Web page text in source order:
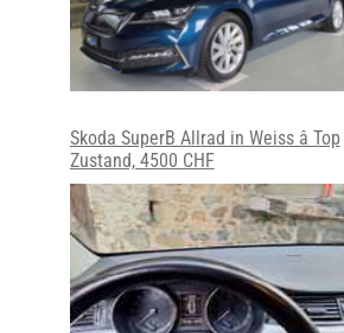
Skoda SuperB Allrad in Weiss â Top
Zustand, 4500 CHF